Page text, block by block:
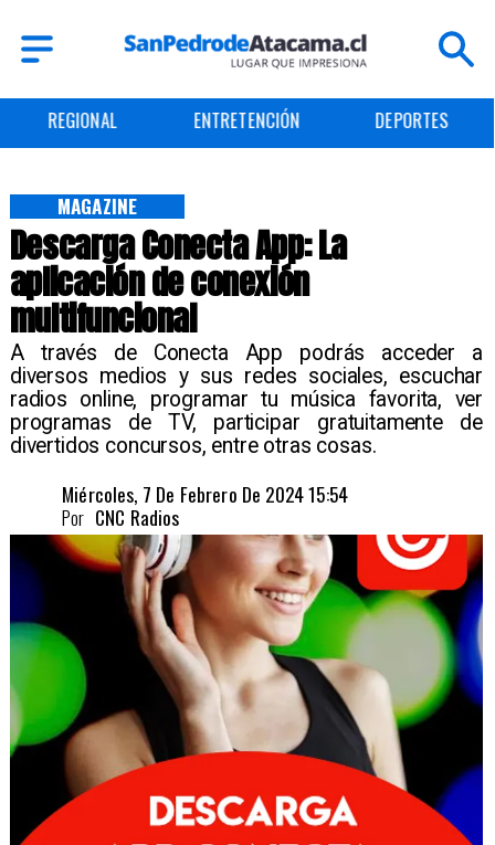
REGIONAL ENTRETENCIÓN DEPORTES
Descarga Conecta App: La
aplicación de conexión
multifuncional
​A través de Conecta App podrás acceder a
diversos medios y sus redes sociales, escuchar
radios online, programar tu música favorita, ver
programas de TV, participar gratuitamente de
divertidos concursos, entre otras cosas.
MAGAZINE
Miércoles, 7 De Febrero De 2024 15:54
CNC Radios
Por